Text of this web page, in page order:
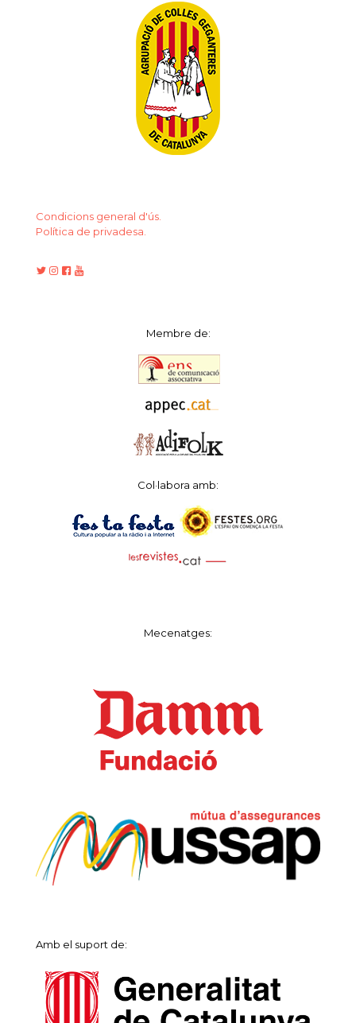
Condicions general d'ús.
Política de privadesa.
Membre de:
Col·labora amb:
Mecenatges:
Amb el suport de: